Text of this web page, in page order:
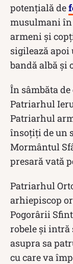
potențială de
musulmani
armeni şi
sigilează
bandă albă şi
În sâmbăta
Patriarhul
Patriarhul
însoțiți de un
Mormântul
presară vată
Patriarhul
arhiepiscop
Pogorârii
robele și intră
asupra sa
cu care va